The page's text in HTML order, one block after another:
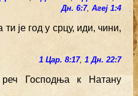
Дн. 6:7, Агеј 1:4
је год у срцу, иди, чини,
1 Цар. 8:17, 1 Дн. 22:7
Господња к Натану